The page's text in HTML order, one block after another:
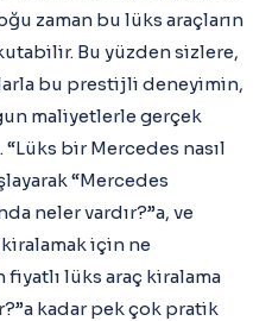
zaman bu lüks araçların
Bu yüzden sizlere,
bu prestijli deneyimin,
maliyetlerle gerçek
bir Mercedes nasıl
“Mercedes
neler vardır?”a, ve
için ne
fiyatlı lüks araç kiralama
kadar pek çok pratik